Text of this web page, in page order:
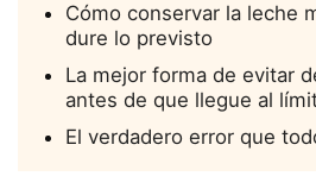
Cómo conservar la leche
dure lo previsto
La mejor forma de evitar
antes de que llegue al
El verdadero error que